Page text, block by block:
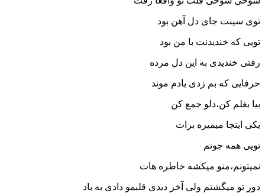
توی سینت جای دل آهن بود
تویی که خندیدنت با من بود
رفتی خندیدی به این دل مرده
حرفایی که بم زدی یادم موند
بیا بغلم کن،دلو جمع کن
یکی اینجا میمیره برات
تویی همه جونم
نمیتونم،منو میکشه خاطره هات
دورِ تو میگشتم ولی آخر دیدی قلبمو دادی به باد